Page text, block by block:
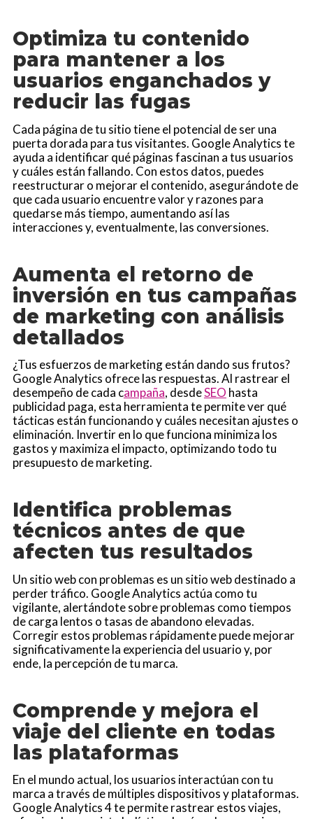
Optimiza tu contenido
para mantener a los
usuarios enganchados y
reducir las fugas
Cada página de tu sitio tiene el potencial de ser una
puerta dorada para tus visitantes. Google Analytics te
ayuda a identificar qué páginas fascinan a tus usuarios
y cuáles están fallando. Con estos datos, puedes
reestructurar o mejorar el contenido, asegurándote de
que cada usuario encuentre valor y razones para
quedarse más tiempo, aumentando así las
interacciones y, eventualmente, las conversiones.
Aumenta el retorno de
inversión en tus campañas
de marketing con análisis
detallados
¿Tus esfuerzos de marketing están dando sus frutos?
Google Analytics ofrece las respuestas. Al rastrear el
desempeño de cada campaña, desdeSEO hasta
publicidad paga, esta herramienta te permite ver qué
tácticas están funcionando y cuáles necesitan ajustes o
eliminación. Invertir en lo que funciona minimiza los
gastos y maximiza el impacto, optimizando todo tu
presupuesto de marketing.
Identifica problemas
técnicos antes de que
afecten tus resultados
Un sitio web con problemas es un sitio web destinado a
perder tráfico. Google Analytics actúa como tu
vigilante, alertándote sobre problemas como tiempos
de carga lentos o tasas de abandono elevadas.
Corregir estos problemas rápidamente puede mejorar
significativamente la experiencia del usuario y, por
ende, la percepción de tu marca.
Comprende y mejora el
viaje del cliente en todas
las plataformas
En el mundo actual, los usuarios interactúan con tu
marca a través de múltiples dispositivos y plataformas.
Google Analytics 4 te permite rastrear estos viajes,